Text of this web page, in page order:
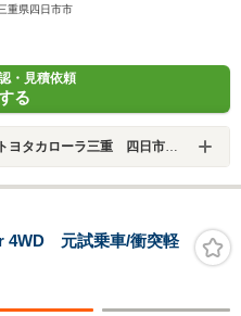
重県四日市市
・見積依頼
る
タカローラ三重 四日市桜店
4WD 元試乗車/衝突軽